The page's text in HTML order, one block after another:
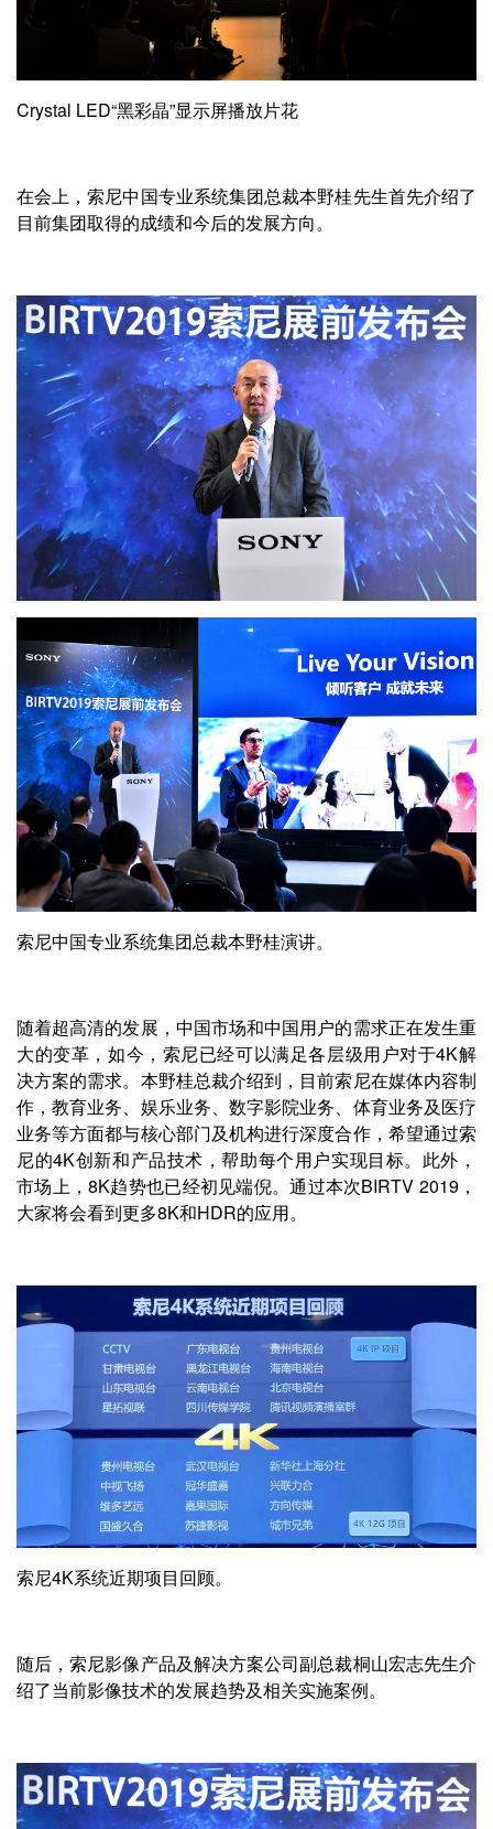
Crystal LED“黑彩晶”显示屏播放片花
在会上，索尼中国专业系统集团总裁本野桂先生首先介绍了
目前集团取得的成绩和今后的发展方向。
索尼中国专业系统集团总裁本野桂演讲。
随着超高清的发展，中国市场和中国用户的需求正在发生重
大的变革，如今，索尼已经可以满足各层级用户对于4K解
决方案的需求。本野桂总裁介绍到，目前索尼在媒体内容制
作，教育业务、娱乐业务、数字影院业务、体育业务及医疗
业务等方面都与核心部门及机构进行深度合作，希望通过索
尼的4K创新和产品技术，帮助每个用户实现目标。此外，
市场上，8K趋势也已经初见端倪。通过本次BIRTV 2019，
大家将会看到更多8K和HDR的应用。
索尼4K系统近期项目回顾。
随后，索尼影像产品及解决方案公司副总裁桐山宏志先生介
绍了当前影像技术的发展趋势及相关实施案例。